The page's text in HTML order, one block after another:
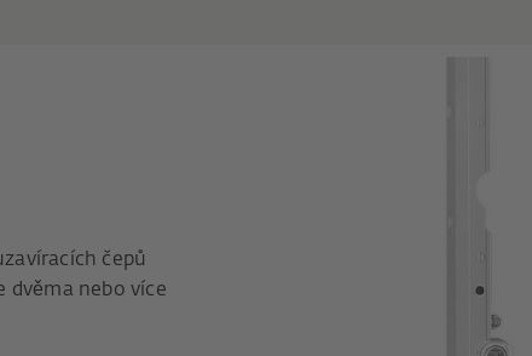
čepů
dvěma nebo více